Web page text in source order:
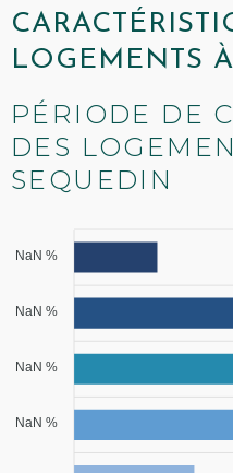
LOGEMENTS
PÉRIODE DE
DES
SEQUEDIN
NaN %
NaN %
NaN %
NaN %